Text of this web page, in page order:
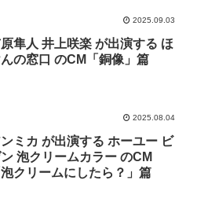
2025.09.03
隼人 井上咲楽 が出演する ほ
の窓口 のCM「銅像」篇
2025.08.04
ミカ が出演する ホーユー ビ
泡クリームカラー のCM
泡クリームにしたら？」篇